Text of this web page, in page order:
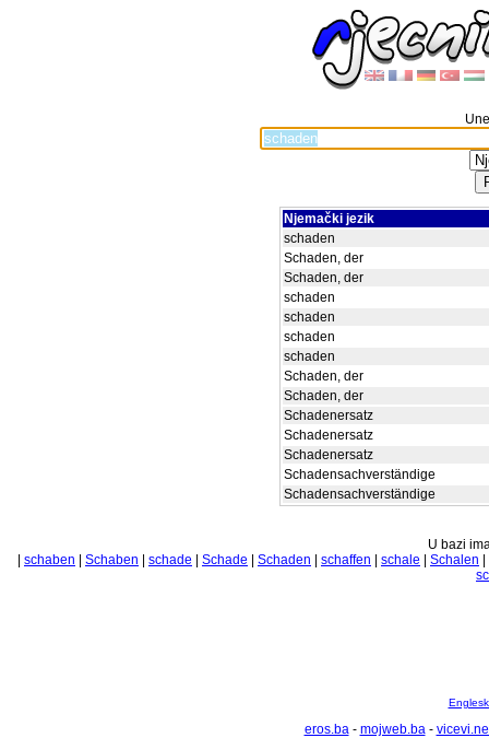
Njemački jezik
schaden
Schaden, der
Schaden, der
schaden
schaden
schaden
schaden
Schaden, der
Schaden, der
Schadenersatz
Schadenersatz
Schadenersatz
Schadensachverständige
Schadensachverständige
U bazi
schaben Schaben schade Schade Schaden schaffen schale Schalen
eros.ba- mojweb.ba-